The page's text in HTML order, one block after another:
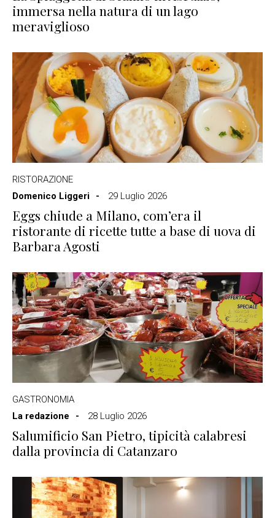
immersa nella natura di un lago
meraviglioso
RISTORAZIONE
Domenico Liggeri
29 Luglio 2026
Eggs chiude a Milano, com’era il
ristorante di ricette tutte a base di uova di
Barbara Agosti
GASTRONOMIA
La redazione
28 Luglio 2026
Salumificio San Pietro, tipicità calabresi
dalla provincia di Catanzaro